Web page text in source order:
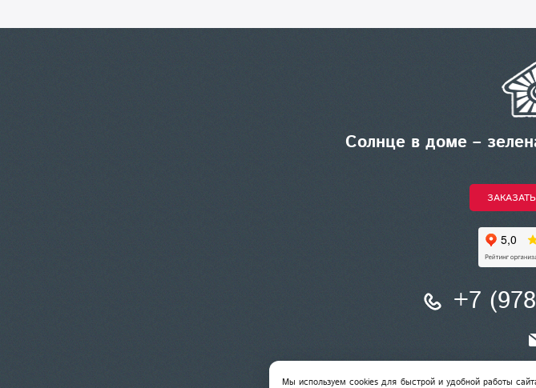
Солнце в доме –
+7
solncevdome.net © все
Мы используем cookies для быстрой и удобной работы